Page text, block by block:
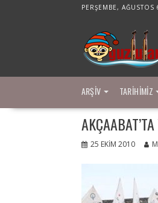
PERŞEMBE,
ARŞIV TARIHIMIZ
25 EKIM 2010